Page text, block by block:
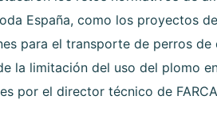
España, como los proyectos
para el transporte de perros
la limitación del uso del plomo
por el director técnico de